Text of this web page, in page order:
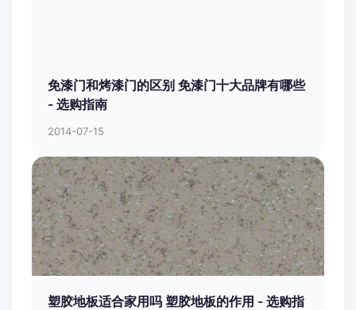
免漆门和烤漆门的区别 免漆门十大品牌有哪些
- 选购指南
2014-07-15
塑胶地板适合家用吗 塑胶地板的作用 - 选购指